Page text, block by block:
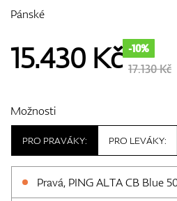
Dárkové
Pánské
15.430 Kč -10%
17.130 Kč
Možnosti
PRO PRAVÁKY:
Pravá, PING ALTA CB Blue
PRO LEVÁKY: